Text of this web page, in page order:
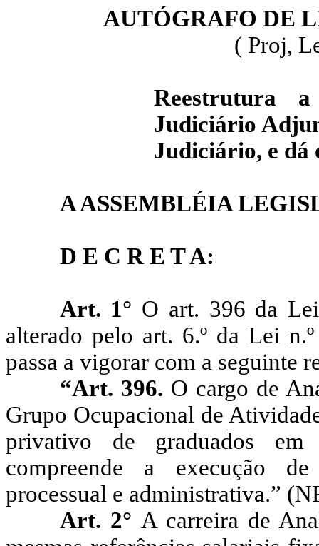
AUTÓGRAFO DE
( Proj,
Reestrutura
Judiciário
Judiciário, e dá
A ASSEMBLÉIA
D E C R E T A:
Art. 1° O art. 396 da
alterado pelo art. 6.º da Lei
passa a vigorar com a seguinte
“Art. 396. O cargo de
Grupo Ocupacional de
privativo de graduados
compreende a execução
processual e administrativa.”
Art. 2° A carreira de